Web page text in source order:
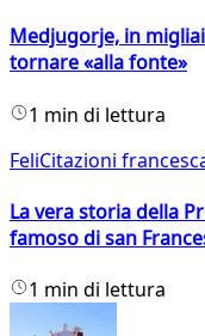
Medjugorje, in
tornare «alla fonte»
1 min di lettura
FeliCitazioni
La vera storia della
famoso di san
1 min di lettura